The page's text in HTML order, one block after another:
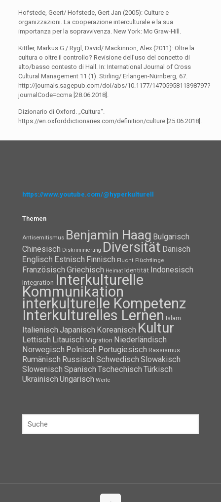
Hofstede, Geert/ Hofstede, Gert Jan (2005): Culture e
organizzazioni. La cooperazione interculturale e la sua
importanza per la sopravvivenza. New York: Mc Graw-Hill.
Kittler, Markus G./ Rygl, David/ Mackinnon, Alex (2011): Oltre la
cultura o oltre il controllo? Revisione dell’uso del concetto di
alto/basso contesto di Hall. In: International Journal of Cross
Cultural Management 11 (1). Stirling/ Erlangen-Nürnberg, 67.
http://journals.sagepub.com/doi/abs/10.1177/1470595811398797?
journalCode=ccma [28.06.2018].
Dizionario di Oxford. „Cultura“.
https://en.oxforddictionaries.com/definition/culture [25.06.2018].
https://www.youtube.com/@hyperkulturell
Themen
Antisemitismus Benjamin Haag Bulgarisch
Chinesisch Diskriminierung Diversität Dänisch
Englisch Estnisch Finnisch Flucht Flüchtlinge
Französisch Griechisch Heimat Identität Indonesisch
Integration Interkulturelle
Kommunikation
interkulturelle Kompetenz
Interkulturelles Lernen Islam
Italienisch Japanisch Koreanisch Kultur
Lettisch Litauisch Migration Niederländisch
Norwegisch Polnisch Portugiesisch Rassismus
Rumänisch Russisch Schwedisch Slowakisch
Slowenisch Spanisch Tschechisch Türkisch
Ukrainisch Ungarisch Werte